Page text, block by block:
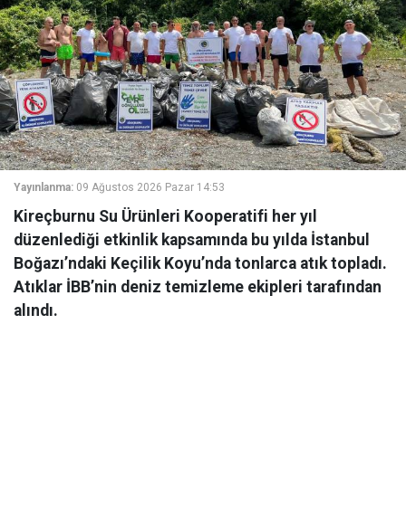
Yayınlanma: 09 Ağustos 2026 Pazar 14:53
Kireçburnu Su Ürünleri Kooperatifi her yıl
düzenlediği etkinlik kapsamında bu yılda İstanbul
Boğazı’ndaki Keçilik Koyu’nda tonlarca atık topladı.
Atıklar İBB’nin deniz temizleme ekipleri tarafından
alındı.